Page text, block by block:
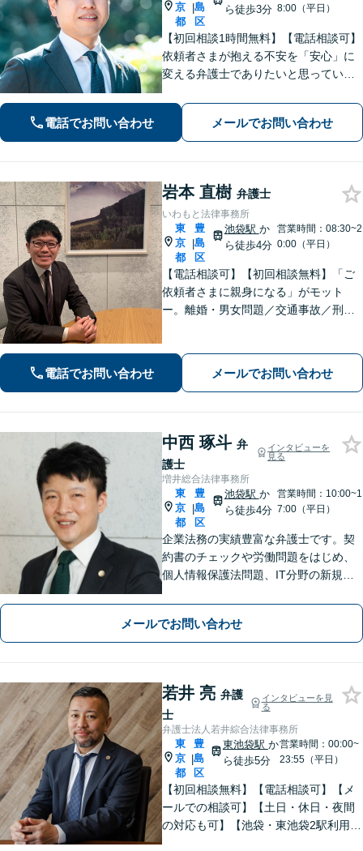
京
都
|島
区
ら徒歩3分 8:00（平日）
【初回相談1時間無料】【電話相談可】
依頼者さまが抱える不安を「安心」に
変える弁護士でありたいと思っていま
依頼者さまと密にコミュニケーション
を取ることを大切にしています。【休
日・夜間面談可】【メール・WEB相談
可】
電話でお問い合わせ メールでお問い合わせ
岩本 直樹 弁護士
いわもと法律事務所
東
京
都
|
豊
島
区
池袋駅 か
ら徒歩4分
営業時間：08:30~2
0:00（平日）
【電話相談可】【初回相談無料】「ご
依頼者さまに親身になる」がモット
ー。離婚・男女問題／交通事故／刑事
トラブルも解決まで尽力します【休
日・夜間相談可】【完全個室】【池袋
電話でお問い合わせ メールでお問い合わせ
中西 琢斗 弁
護士
インタビューを
見る
増井総合法律事務所
東
京
都
|
豊
島
区
池袋駅 か
ら徒歩4分
営業時間：10:00~1
7:00（平日）
企業法務の実績豊富な弁護士です。契
約書のチェックや労働問題をはじめ、
個人情報保護法問題、IT分野の新規サ
対応を心がけております【池袋4分】
【Web相談可】
メールでお問い合わせ
若井 亮 弁護
士
インタビューを見
る
弁護士法人若井綜合法律事務所
東
京
都
|
豊
島
区
東池袋駅 か
ら徒歩5分
営業時間：00:00~
23:55（平日）
【初回相談無料】【電話相談可】【メ
ールでの相談可】【土日・休日・夜間
の対応も可】【池袋・東池袋2駅利用